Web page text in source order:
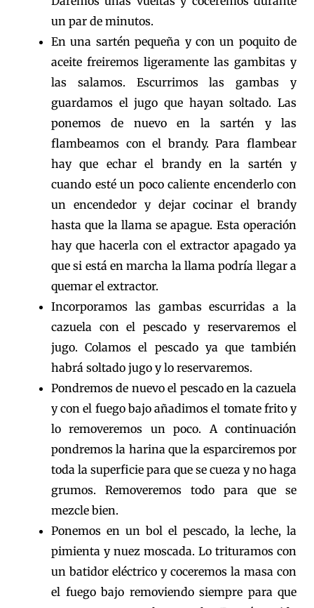
un par de minutos.
En una sartén pequeña y con un poquito de
aceite freiremos ligeramente las gambitas y
las salamos. Escurrimos las gambas y
guardamos el jugo que hayan soltado. Las
ponemos de nuevo en la sartén y las
flambeamos con el brandy. Para flambear
hay que echar el brandy en la sartén y
cuando esté un poco caliente encenderlo con
un encendedor y dejar cocinar el brandy
hasta que la llama se apague. Esta operación
hay que hacerla con el extractor apagado ya
que si está en marcha la llama podría llegar a
quemar el extractor.
Incorporamos las gambas escurridas a la
cazuela con el pescado y reservaremos el
jugo. Colamos el pescado ya que también
habrá soltado jugo y lo reservaremos.
Pondremos de nuevo el pescado en la cazuela
y con el fuego bajo añadimos el tomate frito y
lo removeremos un poco. A continuación
pondremos la harina que la esparciremos por
toda la superficie para que se cueza y no haga
grumos. Removeremos todo para que se
mezcle bien.
Ponemos en un bol el pescado, la leche, la
pimienta y nuez moscada. Lo trituramos con
un batidor eléctrico y coceremos la masa con
el fuego bajo removiendo siempre para que